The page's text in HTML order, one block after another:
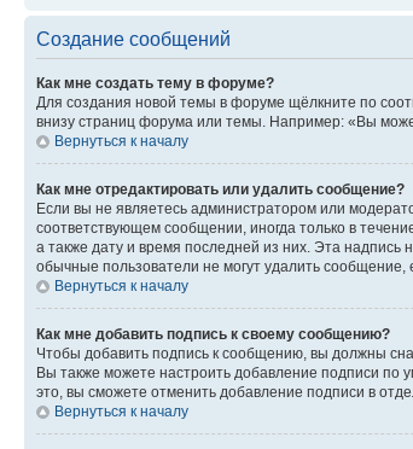
Создание сообщений
Как мне создать тему в форуме?
Для создания новой темы в форуме щёлкните по
внизу страниц форума или темы. Например: «Вы
Вернуться к началу
Как мне отредактировать или удалить сообщение?
Если вы не являетесь администратором или
соответствующем сообщении, иногда только в
а также дату и время последней из них. Эта
обычные пользователи не могут удалить сообщение,
Вернуться к началу
Как мне добавить подпись к своему сообщению?
Чтобы добавить подпись к сообщению, вы должны
Вы также можете настроить добавление подписи по
это, вы сможете отменить добавление подписи в
Вернуться к началу